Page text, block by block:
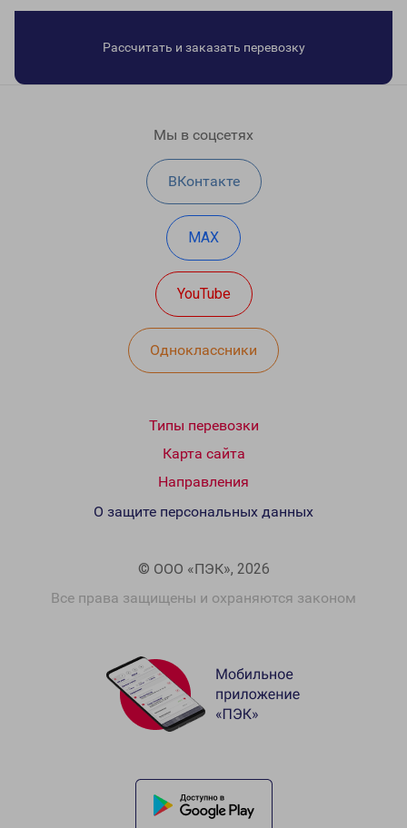
Рассчитать и заказать перевозку
Мы в соцсетях
ВКонтакте
MAX
YouTube
Одноклассники
Типы перевозки
Карта сайта
Направления
© ООО «ПЭК», 2026
Все права защищены и охраняются законом
О защите персональных данных